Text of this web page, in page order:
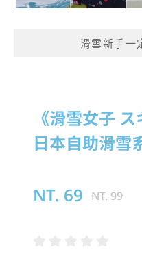
滑雪新手一